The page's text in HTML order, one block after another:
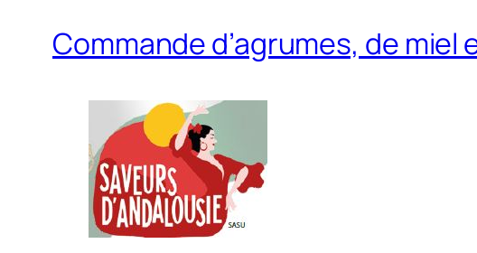
Commande d’agrumes, de miel